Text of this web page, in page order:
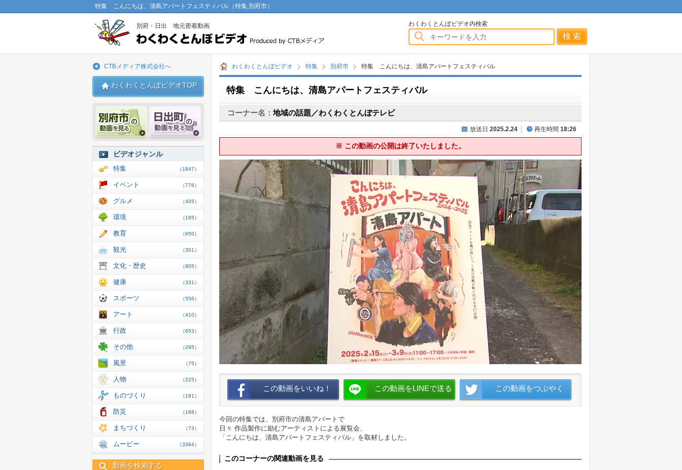
特集 こんにちは、清島アパートフェスティバル（特集,別府市）
別府・日出 地元密着動画 わくわくとんぼビデオわくわくとんぼビデオ内検索
わくわくとんぼビデオ 特集 別府市 特集 こんにちは、清島アパートフェスティバル
特集 こんにちは、清島アパートフェスティバル
コーナー名：地域の話題／わくわくとんぼテレビ
放送日 2025.2.24 再生時間 18:26
※ この動画の公開は終了いたしました。
この動画をいいね！ この動画をLINEで送る この動画をつぶやく
今回の特集では、別府市の清島アパートで
日々 作品製作に励むアーティストによる展覧会、
「こんにちは、清島アパートフェスティバル」を取材しました。
このコーナーの関連動画を見る
CTBメディア株式会社へ
わくわくとんぼビデオTOP
別府市 動画 日出 動画
ビデオジャンル
特集 （1847）
イベント （776）
グルメ （405）
環境 （185）
教育 （650）
観光 （301）
文化・歴史 （805）
健康 （331）
スポーツ （556）
アート （410）
行政 （653）
その他 （295）
風景 （75）
人物 （225）
ものづくり （191）
防災 （168）
まちづくり （73）
ムービー （3364）
動画を検索する